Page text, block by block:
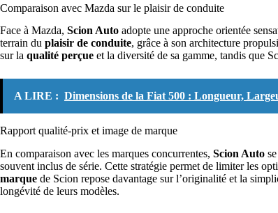
Comparaison avec Mazda sur le plaisir de conduite
Face à Mazda, Scion Auto adopte une approche orientée
terrain du plaisir de conduite, grâce à son architecture
sur la qualité perçue et la diversité de sa gamme, tandis que
A LIRE : Dimensions de la Fiat 500 : Longueur,
Rapport qualité-prix et image de marque
En comparaison avec les marques concurrentes, Scion Auto
souvent inclus de série. Cette stratégie permet de limiter les
marque de Scion repose davantage sur l’originalité et la
longévité de leurs modèles.